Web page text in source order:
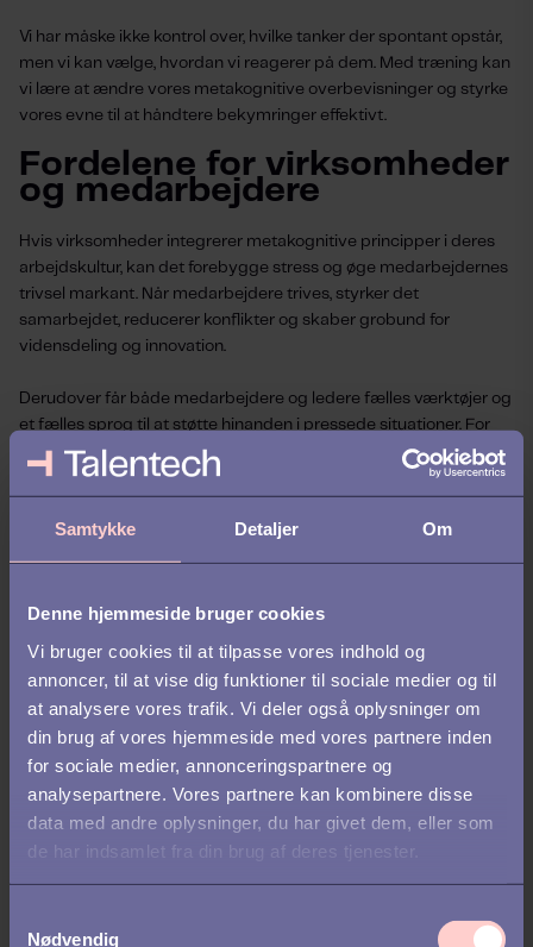
Samtykke Detaljer Om
Denne hjemmeside bruger cookies
Vi bruger cookies til at tilpasse vores indhold og
annoncer, til at vise dig funktioner til sociale medier og til
at analysere vores trafik. Vi deler også oplysninger om
din brug af vores hjemmeside med vores partnere inden
for sociale medier, annonceringspartnere og
analysepartnere. Vores partnere kan kombinere disse
data med andre oplysninger, du har givet dem, eller som
de har indsamlet fra din brug af deres tjenester.
Nødvendig
Vi har måske ikke kontrol over, hvilke tanker der spontant opstår,
men vi kan vælge, hvordan vi reagerer på dem. Med træning kan
vi lære at ændre vores metakognitive overbevisninger og styrke
vores evne til at håndtere bekymringer effektivt.
Fordelene for virksomheder
og medarbejdere
Hvis virksomheder integrerer metakognitive principper i deres
arbejdskultur, kan det forebygge stress og øge medarbejdernes
trivsel markant. Når medarbejdere trives, styrker det
samarbejdet, reducerer konflikter og skaber grobund for
vidensdeling og innovation.
Derudover får både medarbejdere og ledere fælles værktøjer og
et fælles sprog til at støtte hinanden i pressede situationer. For
medarbejdere, der allerede er ramt af stress, kan metakognitiv
terapi være en effektiv metode til at vende tilbage til arbejdet og
vigtig viden og undgår omkostninger til rekruttering og oplæring
En langsigtet løsning
Metakognitiv psykologi repræsenterer en bæredygtig tilgang til
trivsel og stressforebyggelse på arbejdspladsen. Det er en
investering, der kan reducere stress, øge arbejdsglæden og
styrke medarbejdernes loyalitet over for virksomheden.